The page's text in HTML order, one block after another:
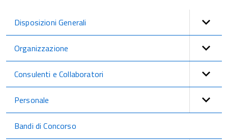
Disposizioni Generali
Organizzazione
Consulenti e Collaboratori
Personale
Bandi di Concorso